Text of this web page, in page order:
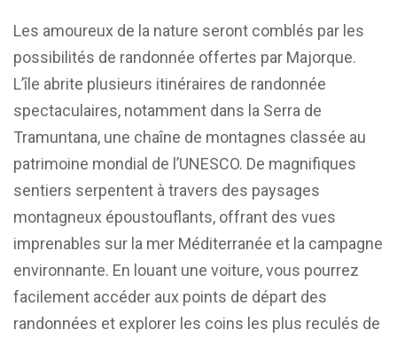
Les amoureux de la nature seront comblés par les
possibilités de randonnée offertes par Majorque.
L’île abrite plusieurs itinéraires de randonnée
spectaculaires, notamment dans la Serra de
Tramuntana, une chaîne de montagnes classée au
patrimoine mondial de l’UNESCO. De magnifiques
sentiers serpentent à travers des paysages
montagneux époustouflants, offrant des vues
imprenables sur la mer Méditerranée et la campagne
environnante. En louant une voiture, vous pourrez
facilement accéder aux points de départ des
randonnées et explorer les coins les plus reculés de